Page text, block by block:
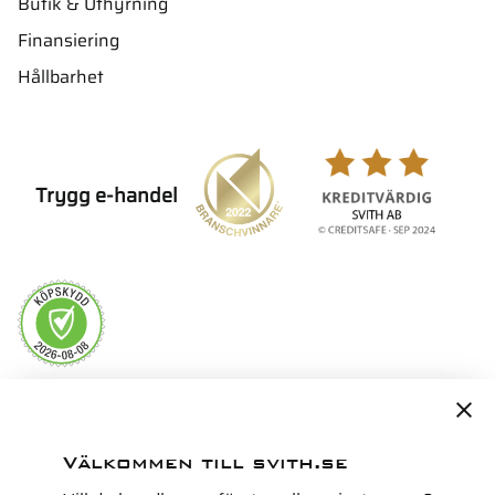
Finansiering
Hållbarhet
Trygg e-handel
Välkommen till svith.se